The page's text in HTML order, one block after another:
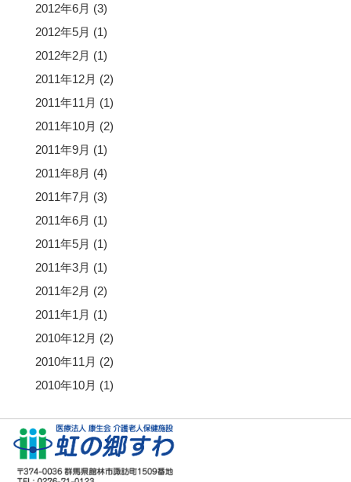
2012年6月 (3)
2012年5月 (1)
2012年2月 (1)
2011年12月 (2)
2011年11月 (1)
2011年10月 (2)
2011年9月 (1)
2011年8月 (4)
2011年7月 (3)
2011年6月 (1)
2011年5月 (1)
2011年3月 (1)
2011年2月 (2)
2011年1月 (1)
2010年12月 (2)
2010年11月 (2)
2010年10月 (1)